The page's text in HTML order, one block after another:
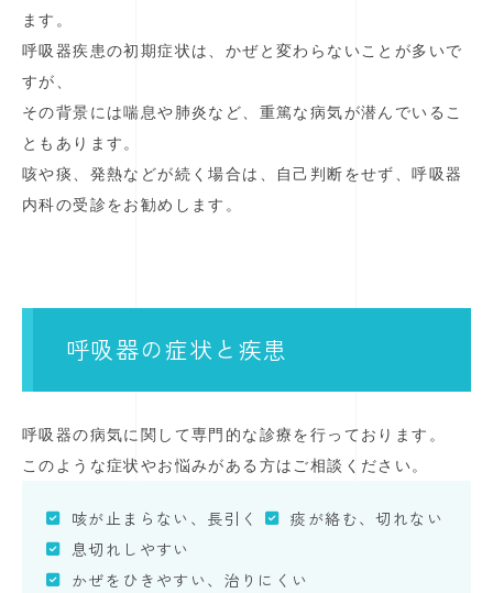
ます。
呼吸器疾患の初期症状は、かぜと変わらないことが多いで
すが、
その背景には喘息や肺炎など、重篤な病気が潜んでいるこ
ともあります。
咳や痰、発熱などが続く場合は、自己判断をせず、呼吸器
内科の受診をお勧めします。
呼吸器の症状と疾患
呼吸器の病気に関して専門的な診療を行っております。
このような症状やお悩みがある方はご相談ください。
咳が止まらない、長引く
痰が絡む、切れない
息切れしやすい
かぜをひきやすい、治りにくい